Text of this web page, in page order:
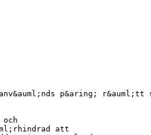
p&aring; r&auml;tt
att